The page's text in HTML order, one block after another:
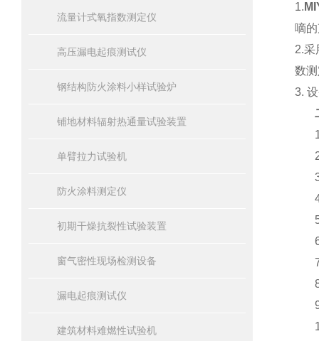
流量计式氧指数测定仪
高压漏电起痕测试仪
钢结构防火涂料小样试验炉
铺地材料辐射热通量试验装置
单臂拉力试验机
防火涂料测定仪
初期干燥抗裂性试验装置
窗气密性现场检测设备
漏电起痕测试仪
建筑材料难燃性试验机
1.
嘀
2.采
数
3.